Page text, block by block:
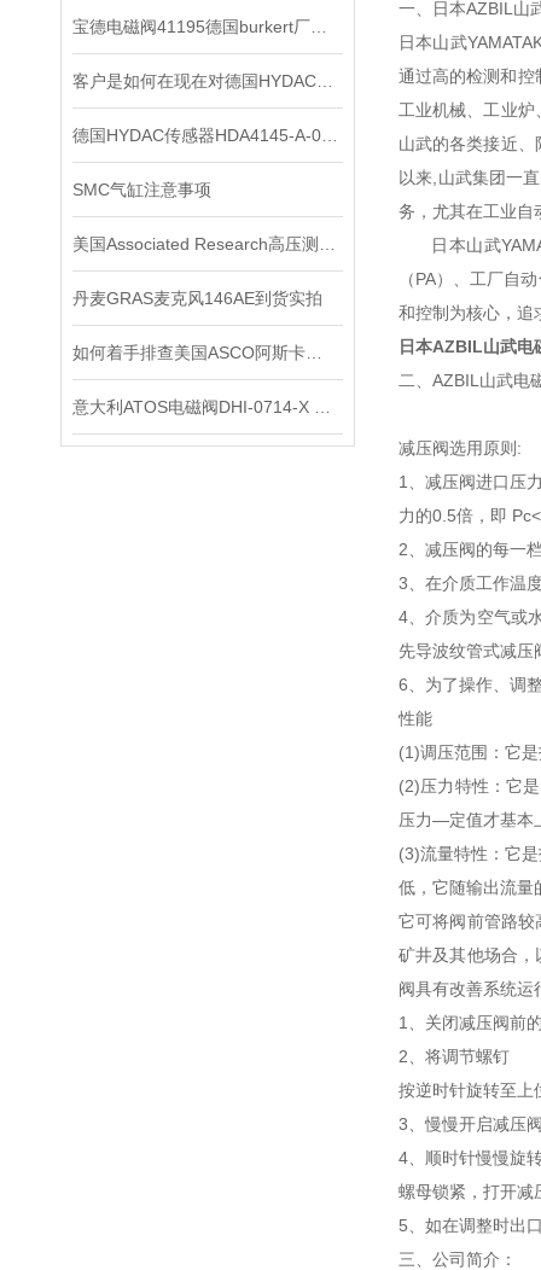
SMC气缸注意事项
丹麦GRAS麦克风146AE到货实拍
一、日本AZBIL山
日本山武
通过高的检测和控
工业机械、工业
山武的各类接近
以来,山武集团一
务，尤其在工业
日本山武
（PA）、工厂自
和控制为核心，追
日本AZBIL山武电
二、AZBIL山武电
减压阀选用原则:
1、减压阀进口压
力的0.5倍，即
2、减压阀的每一
3、在介质工作温
4、介质为空气或
先导波纹管式减压
6、为了操作、调
性能
(1)调压范围：它
(2)压力特性：它
压力—定值才基本
(3)流量特性：它
低，它随输出流量
它可将阀前管路
矿井及其他场合
阀具有改善系统运
1、关闭减压阀前
2、将调节螺钉
按逆时针旋转至上
3、慢慢开启减压
4、顺时针慢慢旋
螺母锁紧，打开减
5、如在调整时出
三、公司简介：